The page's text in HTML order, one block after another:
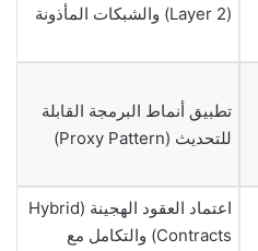
(Layer 2) والشبكات المأذونة
تطبيق أنماط البرمجة القابلة
للتحديث (Proxy Pattern)
اعتماد العقود الهجينة (Hybrid
Contracts) والتكامل مع